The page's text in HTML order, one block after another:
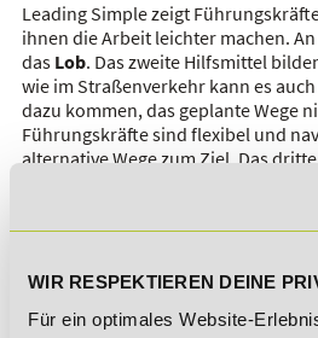
WIR RESPEKTIEREN DEINE
Für ein optimales Website-
Leading Simple zeigt
ihnen die Arbeit leichter machen.
das Lob. Das zweite Hilfsmittel
wie im Straßenverkehr kann es
dazu kommen, das geplante Wege
Führungskräfte sind flexibel und
alternative Wege zum Ziel. Das
sollte konstruktiv ausgeübt
Budgetplanungbilden zwei
Führungsprinzipien
Leading simple gibt fünf Prinzipien